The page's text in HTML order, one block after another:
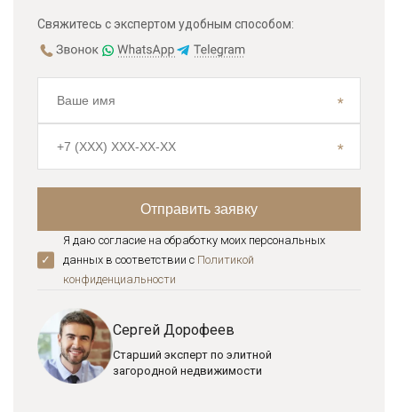
Свяжитесь с экспертом удобным способом:
Я даю согласие на обработку моих персональных
данных в соответствии с Политикой
конфиденциальноcти
Сергей Дорофеев
Старший эксперт по элитной
загородной недвижимости